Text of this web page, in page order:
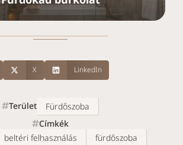
X LinkedIn
Terület
Fürdőszoba
Címkék
beltéri felhasználás
fürdőszoba